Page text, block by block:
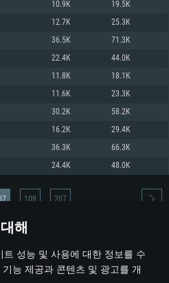
해
성능 및 사용에 대한 정보를 수
능 제공과 콘텐츠 및 광고를 개
는 AMD Radeon 77XX / NVIDIA
언트)
언트)
Pro 5200 (Mac), 혹은 이와 비슷한 성
최소 해상도: 720p
언트)
언트)
그래픽 드라이버를 지원하는 NVIDIA
능을 가지며 최신 그래픽 드라이버를 지
원 해상도 720p)
언트)
그래픽 드라이버를 지원하는 NVIDIA
성능을 가지며 최신 그래픽 드라이버를
소사양 지원 해상도 720p) 이상
언트)
10.9K 19.5K
12.7K 25.3K
36.5K 71.3K
22.4K 44.0K
11.8K 18.1K
11.6K 23.3K
30.2K 58.2K
16.2K 29.4K
36.3K 66.3K
24.4K 48.0K
108 207